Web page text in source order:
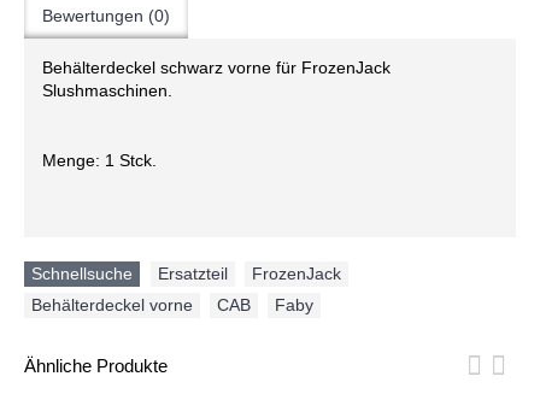
Bewertungen (0)
Behälterdeckel schwarz vorne für FrozenJack
Slushmaschinen.
Menge: 1 Stck.
Schnellsuche Ersatzteil FrozenJack
Behälterdeckel vorne
CAB Faby
Ähnliche Produkte